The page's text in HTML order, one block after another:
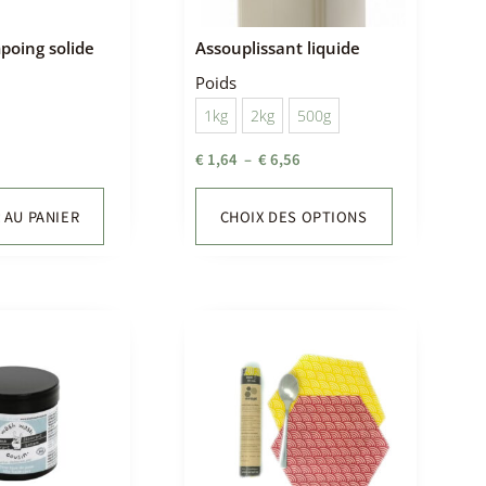
beaucoup de
Le service
Accueil au top
Produits délicieux
Magasin bien
aménagé
Tout est parfait chez
Lire la suite
solide
PANIER
Assouplissant liquide
Poids
1kg 2kg 500g
€ 1,64 – € 6,56
CHOIX DES OPTIONS